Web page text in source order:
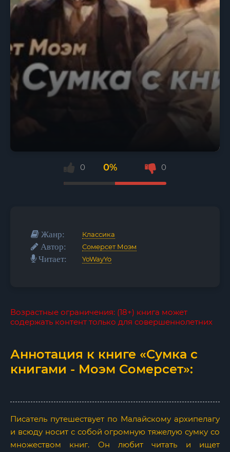
0 0% 0
Жанр: Классика
Автор: Сомерсет Моэм
Читает: YoWayYo
Возрастные ограничения: (18+) книга может
содержать контент только для совершеннолетних
Аннотация к книге «Сумка с
книгами - Моэм Сомерсет»:
Писатель путешествует по Малайскому архипелагу
и всюду носит с собой огромную тяжелую сумку со
множеством книг. Он любит читать и ищет